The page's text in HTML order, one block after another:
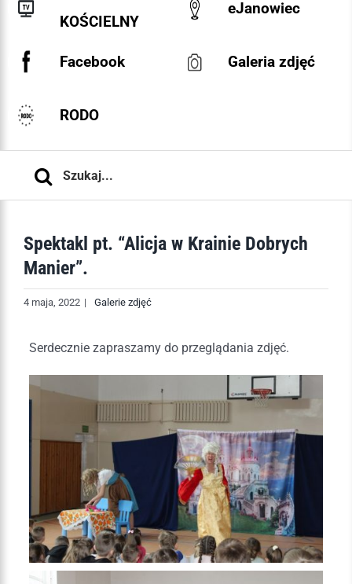
KOŚCIELNY
eJanowiec
Facebook Galeria zdjęć
RODO
Spektakl pt. “Alicja w Krainie Dobrych
Manier”.
4 maja, 2022 | Galerie zdjęć
Serdecznie zapraszamy do przeglądania zdjęć.